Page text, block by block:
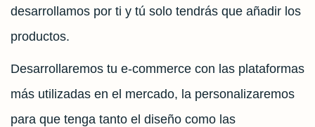
desarrollamos por ti y tú solo tendrás que añadir los
productos.
Desarrollaremos tu e-commerce con las plataformas
más utilizadas en el mercado, la personalizaremos
para que tenga tanto el diseño como las